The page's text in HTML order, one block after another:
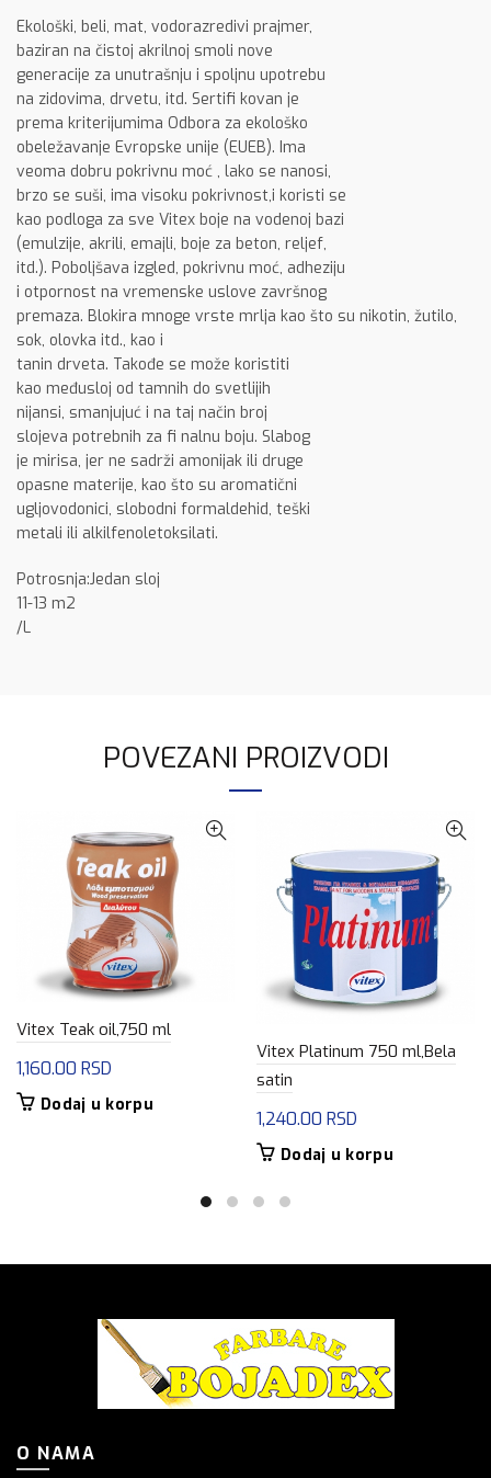
Ekološki, beli, mat, vodorazredivi prajmer,
baziran na čistoj akrilnoj smoli nove
generacije za unutrašnju i spoljnu upotrebu
na zidovima, drvetu, itd. Sertifi kovan je
prema kriterijumima Odbora za ekološko
obeležavanje Evropske unije (EUEB). Ima
veoma dobru pokrivnu moć , lako se nanosi,
brzo se suši, ima visoku pokrivnost,i koristi se
kao podloga za sve Vitex boje na vodenoj bazi
(emulzije, akrili, emajli, boje za beton, reljef,
itd.). Poboljšava izgled, pokrivnu moć, adheziju
i otpornost na vremenske uslove završnog
premaza. Blokira mnoge vrste mrlja kao što su nikotin, žutilo,
sok, olovka itd., kao i
tanin drveta. Takođe se može koristiti
kao međusloj od tamnih do svetlijih
nijansi, smanjujuć i na taj način broj
slojeva potrebnih za fi nalnu boju. Slabog
je mirisa, jer ne sadrži amonijak ili druge
opasne materije, kao što su aromatični
ugljovodonici, slobodni formaldehid, teški
metali ili alkilfenoletoksilati.
Potrosnja:Jedan sloj
11-13 m2
/L
POVEZANI PROIZVODI
Vitex Teak oil,750 ml
1,160.00 RSD
Dodaj u korpu
Vitex Platinum 750 ml,Bela
satin
1,240.00 RSD
Dodaj u korpu
O NAMA